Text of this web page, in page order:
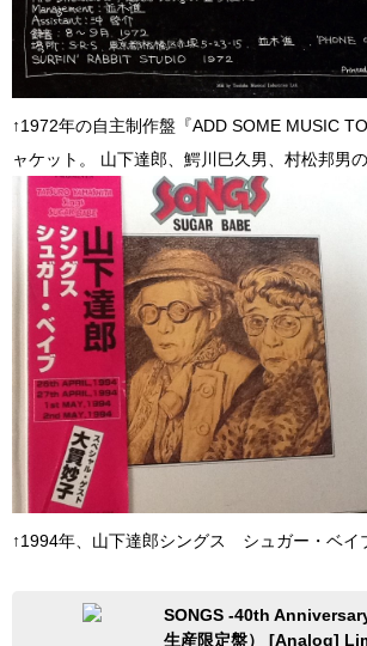
↑1972年の自主制作盤『ADD SOME MUSIC
ャケット。 山下達郎、鰐川巳久男、村松邦男
↑1994年、山下達郎シングス シュガー・ベイ
SONGS -40th
生産限定盤） [Analog]